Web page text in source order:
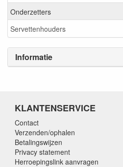
Onderzetters
Servettenhouders
Informatie
KLANTENSERVICE
Contact
Verzenden/ophalen
Betalingswijzen
Privacy statement
Herroepingslink aanvragen